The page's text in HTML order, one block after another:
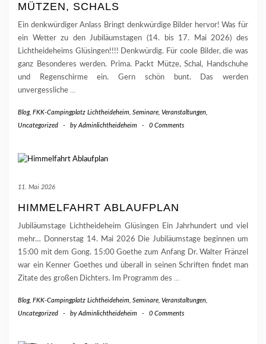
MÜTZEN, SCHALS
Ein denkwürdiger Anlass Bringt denkwürdige Bilder hervor! Was für
ein Wetter zu den Jubiläumstagen (14. bis 17. Mai 2026) des
Lichtheideheims Glüsingen!!!! Denkwürdig. Für coole Bilder, die was
ganz Besonderes werden. Prima. Packt Mütze, Schal, Handschuhe
und Regenschirme ein. Gern schön bunt. Das werden
unvergessliche …
Blog, FKK-Campingplatz Lichtheideheim Seminare, Veranstaltungen
Uncategorized
- byAdminlichtheideheim - 0 Comments
11. Mai 2026
HIMMELFAHRT ABLAUFPLAN
Jubiläumstage Lichtheideheim Glüsingen Ein Jahrhundert und viel
mehr… Donnerstag 14. Mai 2026 Die Jubiläumstage beginnen um
15:00 mit dem Gong. 15:00 Goethe zum Anfang Dr. Walter Fränzel
war ein Kenner Goethes und überall in seinen Schriften findet man
Zitate des großen Dichters. Im Programm des …
Blog, FKK-Campingplatz Lichtheideheim Seminare, Veranstaltungen
Uncategorized
- byAdminlichtheideheim - 0 Comments